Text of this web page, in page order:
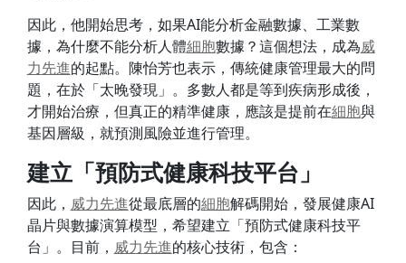
因此，他開始思考，如果AI能分析金融數據、工業數
據，為什麼不能分析人體細胞數據？這個想法，成為威
力先進的起點。陳怡芳也表示，傳統健康管理最大的問
題，在於「太晚發現」。多數人都是等到疾病形成後，
才開始治療，但真正的精準健康，應該是提前在細胞與
基因層級，就預測風險並進行管理。
建立「預防式健康科技平台」
因此， 威力先進從最底層的細胞解碼開始，發展健康AI
晶片與數據演算模型，希望建立「預防式健康科技平
台」。目前， 威力先進的核心技術，包含：